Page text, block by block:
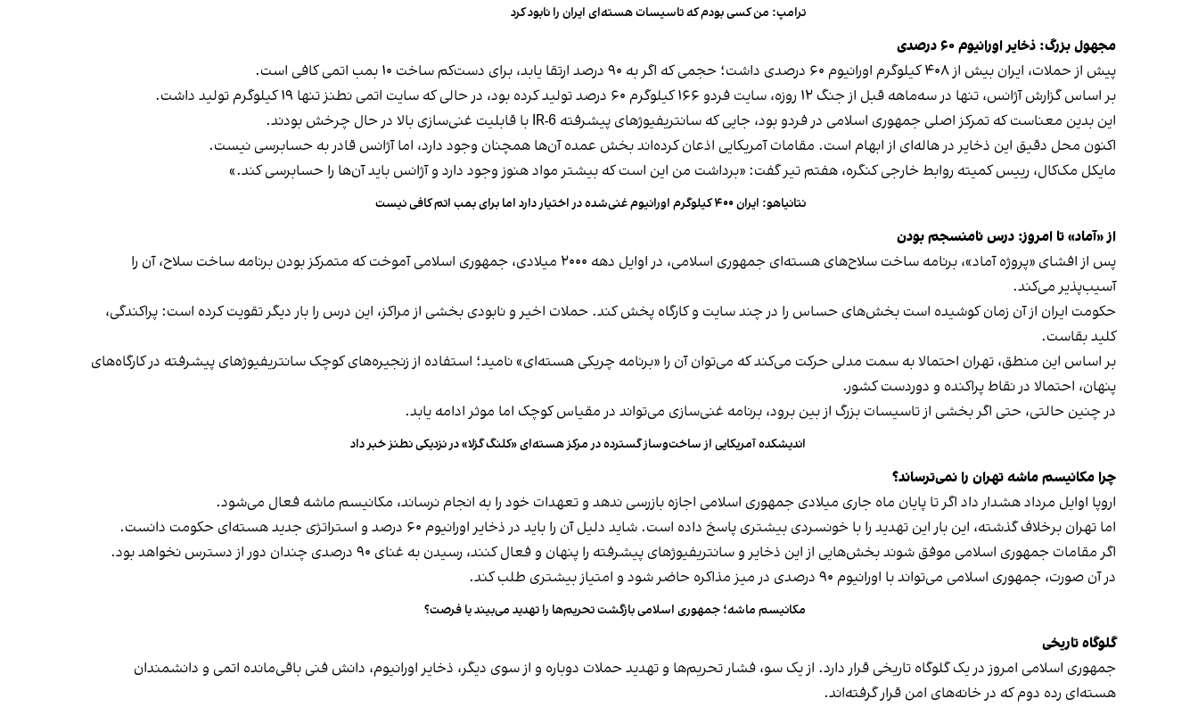
ترامپ:‌ من کسی بودم که تاسیسات هسته‌ای ایران را نابود کرد
مجهول بزرگ: ذخایر اورانیوم ۶۰ درصدی
پیش از حملات، ایران بیش از ۴۰۸ کیلوگرم اورانیوم ۶۰ درصدی داشت؛ حجمی که اگر به ۹۰ درصد ارتقا یابد، برای دست‌کم ساخت ۱۰ بمب اتمی کافی است.
بر اساس گزارش آژانس، تنها در سه‌ماهه قبل از جنگ ۱۲ روزه، سایت فردو ۱۶۶ کیلوگرم ۶۰ درصد تولید کرده بود، در حالی‌ که سایت اتمی نطنز تنها ۱۹ کیلوگرم تولید داشت.
این بدین معناست که تمرکز اصلی جمهوری اسلامی در فردو بود، جایی که سانتریفیوژهای پیشرفته IR-6 با قابلیت غنی‌سازی بالا در حال چرخش بودند.
اکنون محل دقیق این ذخایر در هاله‌ای از ابهام است. مقامات آمریکایی اذعان کرده‌اند بخش عمده آن‌ها همچنان وجود دارد، اما آژانس قادر به حسابرسی نیست.
مایکل مک‌کال، رییس کمیته روابط خارجی کنگره، هفتم تیر گفت: «برداشت من این است که بیشتر مواد هنوز وجود دارد و آژانس باید آن‌ها را حسابرسی کند.»
نتانیاهو: ایران ۴۰۰ کیلوگرم اورانیوم غنی‌شده در اختیار دارد اما برای بمب اتم کافی نیست
از «آماد» تا امروز: درس نامنسجم بودن
پس از افشای «پروژه آماد»، برنامه ساخت سلاح‌های هسته‌ای جمهوری اسلامی، در اوایل دهه ۲۰۰۰ میلادی، جمهوری اسلامی آموخت که متمرکز بودن برنامه ساخت سلاح، آن را
آسیب‌پذیر می‌کند.
حکومت ایران از آن زمان کوشیده است بخش‌های حساس را در چند سایت و کارگاه پخش کند. حملات اخیر و نابودی بخشی از مراکز، این درس را بار دیگر تقویت کرده است: پراکندگی،
کلید بقاست.
بر اساس این منطق، تهران احتمالا به سمت مدلی حرکت می‌کند که می‌توان آن را «برنامه چریکی هسته‌ای» نامید؛ استفاده از زنجیره‌های کوچک سانتریفیوژهای پیشرفته در کارگاه‌های
پنهان، احتمالا در نقاط پراکنده و دوردست کشور.
در چنین حالتی، حتی اگر بخشی از تاسیسات بزرگ از بین برود، برنامه غنی‌سازی می‌تواند در مقیاس کوچک اما موثر ادامه یابد.
اندیشکده آمریکایی از ساخت‌وساز گسترده در مرکز هسته‌ای «کلنگ گزلا» در نزدیکی نطنز خبر داد
چرا مکانیسم ماشه تهران را نمی‌ترساند؟
اروپا اوایل مرداد هشدار داد اگر تا پایان ماه جاری میلادی جمهوری اسلامی اجازه بازرسی ندهد و تعهدات خود را به انجام نرساند، مکانیسم ماشه فعال می‌شود.
اما تهران برخلاف گذشته، این بار این تهدید را با خونسردی بیشتری پاسخ داده است. شاید دلیل آن را باید در ذخایر اورانیوم ۶۰ درصد و استراتژی جدید هسته‌ای حکومت دانست.
اگر مقامات جمهوری اسلامی موفق شوند بخش‌هایی از این ذخایر و سانتریفیوژهای پیشرفته را پنهان و فعال کنند، رسیدن به غنای ۹۰ درصدی چندان دور از دسترس نخواهد بود.
در آن صورت، جمهوری اسلامی می‌تواند با اورانیوم ۹۰ درصدی در میز مذاکره حاضر شود و امتیاز بیشتری طلب کند.
مکانیسم ماشه؛ جمهوری اسلامی بازگشت تحریم‌ها را تهدید می‌بیند یا فرصت؟
گلوگاه تاریخی
جمهوری اسلامی امروز در یک گلوگاه تاریخی قرار دارد. از یک سو، فشار تحریم‌ها و تهدید حملات دوباره و از سوی دیگر، ذخایر اورانیوم، دانش فنی باقی‌مانده اتمی و دانشمندان
هسته‌ای رده دوم که در خانه‌های امن قرار گرفته‌اند.